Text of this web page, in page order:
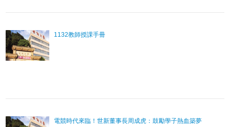
1132教師授課手冊
電競時代來臨！世新董事長周成虎：鼓勵學子熱血築夢